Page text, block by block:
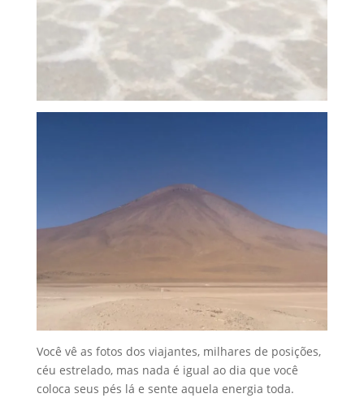
Você vê as fotos dos viajantes, milhares de posições,
céu estrelado, mas nada é igual ao dia que você
coloca seus pés lá e sente aquela energia toda.